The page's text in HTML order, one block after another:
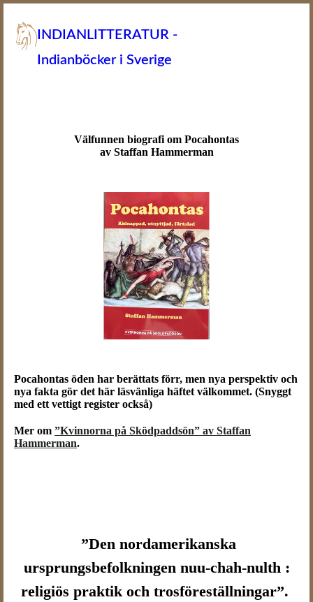
INDIANLITTERATUR -
Indianböcker i Sverige
Välfunnen biografi om Pocahontas
av Staffan Hammerman
Pocahontas öden har berättats förr, men nya perspektiv och
nya fakta gör det här läsvänliga häftet välkommet. (Snyggt
med ett vettigt register också)
Mer om ”Kvinnorna på Sködpaddsön” av Staffan
Hammerman.
”Den nordamerikanska
ursprungsbefolkningen nuu-chah-nulth :
religiös praktik och trosföreställningar”.